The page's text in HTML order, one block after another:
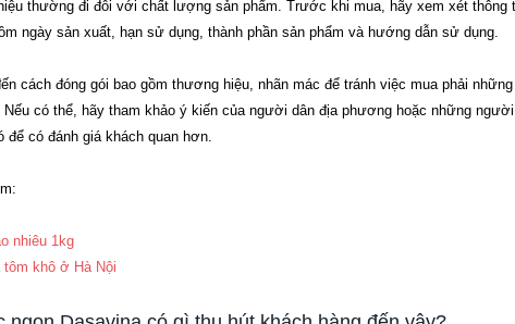
thường đi đôi với chất lượng sản phẩm. Trước khi mua, hãy xem xét thông
ngày sản xuất, hạn sử dụng, thành phần sản phẩm và hướng dẫn sử dụng.
cách đóng gói bao gồm thương hiệu, nhãn mác để tránh việc mua phải
Nếu có thể, hãy tham khảo ý kiến của người dân địa phương hoặc những
để có đánh giá khách quan hơn.
nhiêu 1kg
khô ở Hà Nội